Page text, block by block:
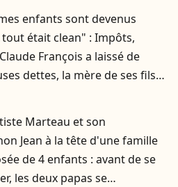
enfants sont devenus
était clean" : Impôts,
François a laissé de
dettes, la mère de ses fils
de tout
Marteau et son
Jean à la tête d'une famille
de 4 enfants : avant de se
les deux papas se